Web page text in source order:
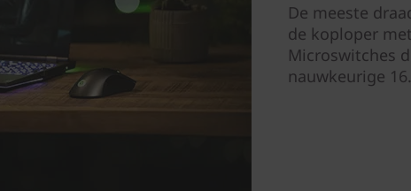
De meeste
de koploper
Microswitches
nauwkeurige